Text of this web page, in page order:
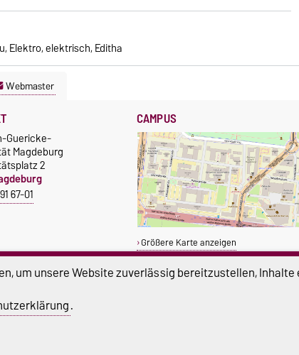
Elektro, elektrisch, Editha
Webmaster
Guericke-
Magdeburg
2
67-01
CAMPUS
Größere Karte anzeigen
um unsere Website zuverlässig bereitzustellen,
.